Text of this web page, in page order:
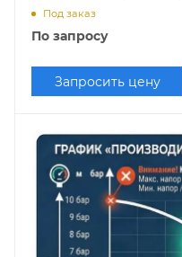
СМ Ливгидромаш
кВт
Под заказ
По запросу
Запросить цену